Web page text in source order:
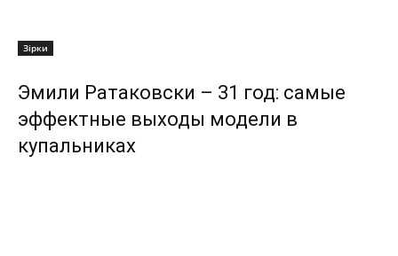
Зірки
Эмили Ратаковски – 31 год: самые
эффектные выходы модели в
купальниках